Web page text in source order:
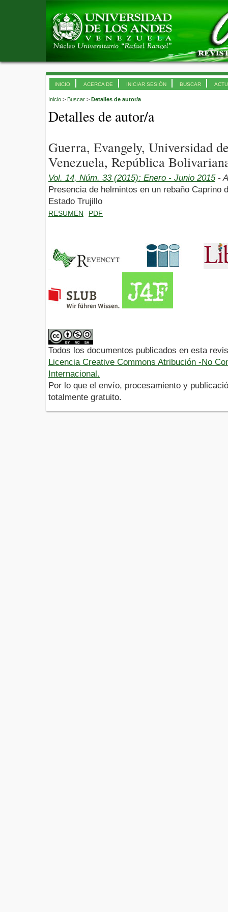
INICIO ACERCA DE INICIAR SESIÓN BUSCAR
Inicio > Buscar > Detalles de autor/a
Detalles de autor/a
Guerra, Evangely, Universidad
Venezuela, República
Vol. 14, Núm. 33 (2015): Enero - Junio 2015-
Presencia de helmintos en un rebaño Caprino
Estado Trujillo
RESUMEN PDF
Todos los documentos publicados en esta
Licencia Creative Commons Atribución -No
Internacional.
Por lo que el envío, procesamiento y
totalmente gratuito.